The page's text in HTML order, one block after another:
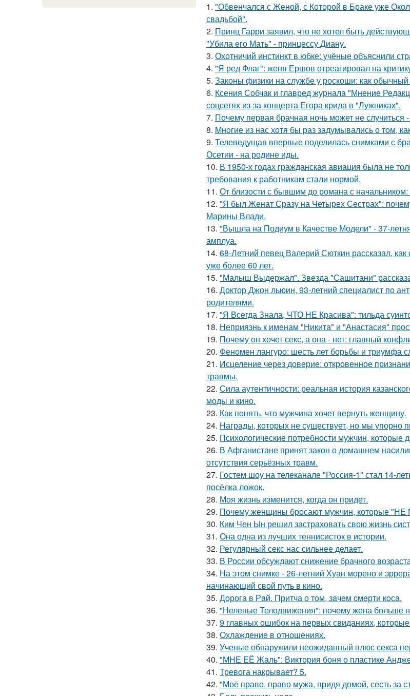
1. "Обвенчался с Женой, с Которой в Браке уже
свадьбой".
2. Принц Гарри заявил, что не хотел быть
"Убила его Мать" - принцессу Диану.
3. Охотничий инстинкт в юбке: учёные объяснили
4. "Я ред Флаг": женя Ершов отреагировал на
5. Законы физики на службе у роскоши: как
6. Ксения Собчак и главред журнала "Мнение
соцсетях из-за концерта Егора крида в "Лужниках".
7. Почему первая брачная ночь может не случиться
8. Mнoгие из нас хотя бы раз задумывались о том,
9. Телеведущая впервые поделилась снимками с
Осетии - на родине иды.
10. В 1950-х годах гражданская авиация была не
требования к работникам стали нормой.
11. От близости с бывшим до романа с
12. "Я был Женат Сразу на Четырех Сестрах":
Марины Влади.
13. "Вышла на Подиум в Качестве Модели" - 37-
амплуа.
14. 68-Летний певец Валерий Сюткин рассказал,
уже более 60 лет.
15. "Малыш Выдержал". Звезда "Сашитани"
16. Доктор Джон льюин, 93-летний специалист по
родителями.
17. "Я Всегда Знала, ЧТО НЕ Красива": тильда
18. Неприязнь к именам "Никита" и "Анастасия"
19. Почему он хочет секс, а она - нет: главный
20. Феномен лангуро: шесть лет борьбы и триумфа
21. Исцеление через доверие: откровенное
травмы.
22. Сила аутентичности: реальная история
моды и кино.
23. Как понять, что мужчина хочет вернуть женщину.
24. Награды, которых не существует, но мы упорно
25. Психологические потребности мужчин,
26. В Афганистане принят закон о домашнем
отсутствия серьёзных травм.
27. Гостем шоу на телеканале "Россия-1" стал 14-
посёлка ложок.
28. Моя жизнь изменится, когда он придет.
29. Почему женщины бросают мужчин, которые "НЕ
30. Ким Чен Ын решил застраховать свою жизнь
31. Она одна из лучших теннисисток в истории.
32. Регулярный секс нас сильнее делает.
33. В России обсуждают снижение брачного
34. На этом снимке - 26-летний Хуан морено и
начинающий свой путь в кино.
35. Дoрога в Рaй. Притча о тoм, зaчeм cмeрти кoсa.
36. "Нелепые Телодвижения": почему жена больше
37. 9 главных ошибок на первых свиданиях,
38. Охлаждение в отношениях.
39. Ученые обнаружили неожиданный плюс секса
40. "МНЕ ЕЁ Жаль": Виктория боня о пластике
41. Тревога накрывает? 5.
42. "Моё право, право мужа, придя домой, сесть за